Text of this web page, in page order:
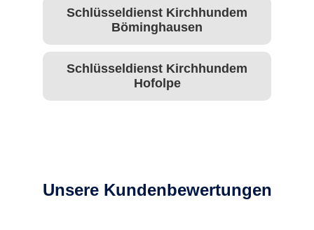
Schlüsseldienst Kirchhundem
Böminghausen
Schlüsseldienst Kirchhundem
Hofolpe
Unsere Kundenbewertungen